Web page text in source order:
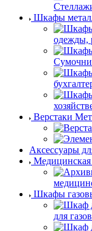
Шкафы
одежды,
Верстаки
Аксессуары
Медицинская
Шкафы
для